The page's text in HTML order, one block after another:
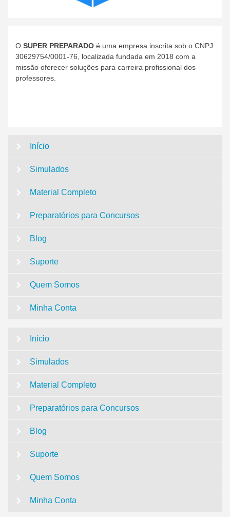
O SUPER PREPARADO é uma empresa inscrita sob o CNPJ
30629754/0001-76, localizada fundada em 2018 com a
missão oferecer soluções para carreira profissional dos
professores.
Início
Simulados
Material Completo
Preparatórios para Concursos
Blog
Suporte
Quem Somos
Minha Conta
Início
Simulados
Material Completo
Preparatórios para Concursos
Blog
Suporte
Quem Somos
Minha Conta